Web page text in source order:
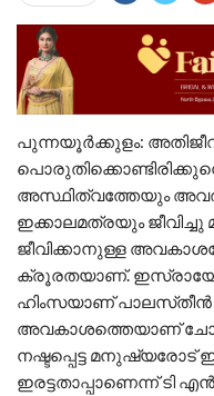
പുന്നയൂർക്കുളം:
അസ്ഥിത്വത്തേയും
ഇക്കാലമത്രയും ജീവിച്ചു
ജീവിക്കാനുള്ള
ക്രൂരതയാണ്.
ഹിംസയാണ് പാലസ്‌തീൻ
അവകാശത്തെയാണ്
നഷ്ടപ്പെട്ട മനുഷ്യരോട്
ഇരട്ടതാപ്പാണെന്ന് ടി